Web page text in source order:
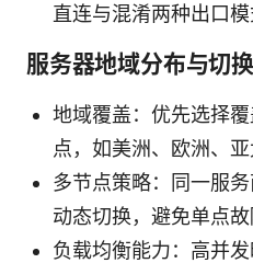
直连与混淆两种出口
服务器地域分布与切
地域覆盖：优先选择
点，如美洲、欧洲、
多节点策略：同一服
动态切换，避免单点
负载均衡能力：高并